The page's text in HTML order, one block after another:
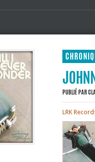
PUBLIÉ PAR
LRK